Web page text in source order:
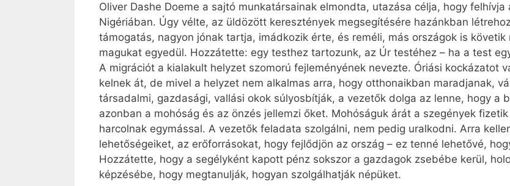
Oliver Dashe Doeme a sajtó munka­társainak elmondta, utazása célja, hogy
Nigériában. Úgy vélte, az üldözött keresztények megsegítésére hazánkban
támogatás, nagyon jónak tartja, imádkozik érte, és reméli, más országok is
magukat egyedül. Hozzátette: egy testhez tartozunk, az Úr testéhez – ha a test
A migrációt a kialakult helyzet szomorú fejleményének nevezte. Óriási kockázatot
kelnek át, de mivel a helyzet nem alkalmas arra, hogy otthonaikban maradjanak,
társadalmi, gazdasági, vallási okok súlyosbítják, a vezetők dolga az lenne, hogy a
azonban a mohóság és az önzés jellemzi őket. Mohóságuk árát a szegények
harcolnak egymással. A vezetők fel­adata szolgálni, nem pedig uralkodni. Arra
lehetőségeiket, az erőforrásokat, hogy fejlődjön az ország – ez tenné lehetővé,
Hozzátette, hogy a segélyként kapott pénz sokszor a gazdagok zsebébe kerül,
képzésébe, hogy megtanulják, hogyan szolgálhatják népüket.